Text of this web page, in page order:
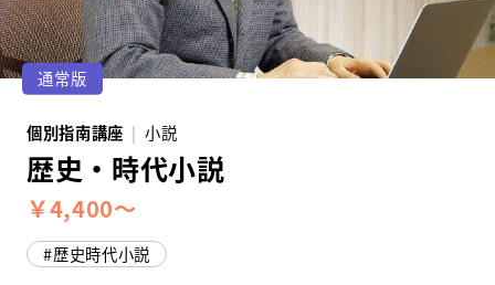
学び方から探す
デジタル講座
個別指南講座
スクールマガジン
コンセプト
通常版
個別指南講座 小説
歴史・時代小説
￥4,400～
歴史時代小説